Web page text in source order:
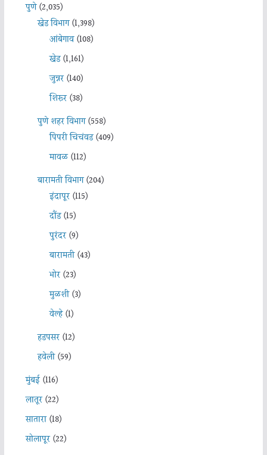
पुणे(2,035)
खेड विभाग(1,398)
आंबेगाव(108)
खेड(1,161)
जुन्नर(140)
शिरूर(38)
पुणे शहर विभाग(558)
पिंपरी चिचंवड(409)
मावळ(112)
बारामती विभाग(204)
इंदापूर(115)
दौंड(15)
पुरंदर(9)
बारामती(43)
भोर(23)
मुळशी(3)
वेल्हे(1)
हडपसर(12)
हवेली(59)
मुंबई(116)
लातूर(22)
सातारा(18)
सोलापूर(22)